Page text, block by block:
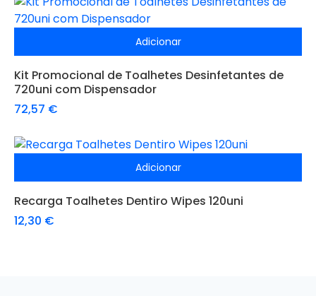
Adicionar
Kit Promocional de Toalhetes Desinfetantes de
720uni com Dispensador
72,57 €
Adicionar
Recarga Toalhetes Dentiro Wipes 120uni
12,30 €